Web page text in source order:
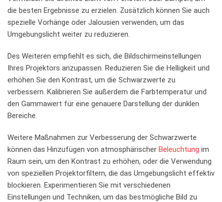
die besten Ergebnisse zu erzielen. Zusätzlich können Sie auch
spezielle Vorhänge oder ‌Jalousien verwenden, um das
‌Umgebungslicht weiter zu reduzieren.
Des Weiteren ⁤empfiehlt es ⁤sich, die Bildschirmeinstellungen
Ihres Projektors anzupassen.‍ Reduzieren Sie die ‌Helligkeit​ und
erhöhen Sie den Kontrast, um die ⁤Schwarzwerte zu⁤
verbessern.​ Kalibrieren Sie ⁢außerdem die Farbtemperatur und
⁤den Gammawert für ⁤eine ‍genauere Darstellung⁣ der dunklen
Bereiche.
Weitere Maßnahmen zur Verbesserung ‌der Schwarzwerte
können das Hinzufügen von atmosphärischer Beleuchtung im
Raum ‍sein, um den Kontrast zu erhöhen, oder die‍ Verwendung
von speziellen Projektorfiltern, die das Umgebungslicht effektiv
blockieren.‌ Experimentieren Sie mit‌ verschiedenen
‍Einstellungen und Techniken, um das bestmögliche Bild zu